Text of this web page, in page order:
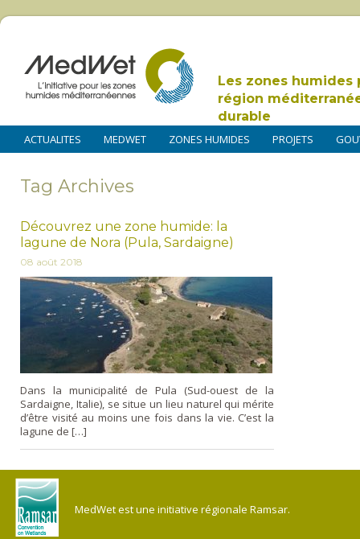
Les zones humides
région
durable
ACTUALITES MEDWET ZONES HUMIDES PROJETS
Tag Archives
Découvrez une zone humide: la
lagune de Nora (Pula, Sardaigne)
08 août 2018
Dans la municipalité de Pula (Sud-ouest de la
Sardaigne, Italie), se situe un lieu naturel qui mérite
d’être visité au moins une fois dans la vie. C’est la
lagune de […]
MedWet est une initiative régionale Ramsar.